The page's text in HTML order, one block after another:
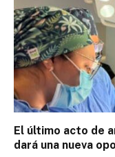
El último acto de
dará una nueva